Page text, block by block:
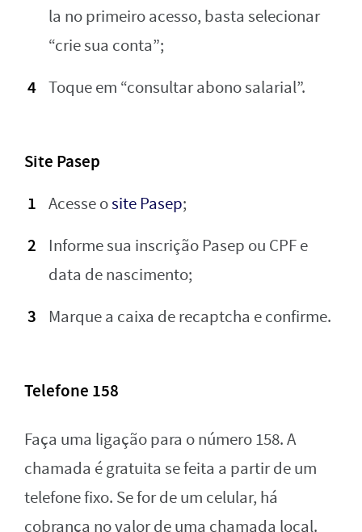
la no primeiro acesso, basta selecionar
“crie sua conta”;
Toque em “consultar abono salarial”.
Site Pasep
Acesse osite Pasep;
Informe sua inscrição Pasep ou CPF e
data de nascimento;
Marque a caixa de recaptcha e confirme.
Telefone 158
Faça uma ligação para o número 158. A
chamada é gratuita se feita a partir de um
telefone fixo. Se for de um celular, há
cobrança no valor de uma chamada local.